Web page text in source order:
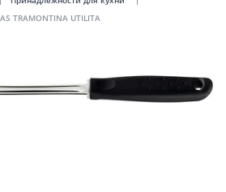
TRAMONTINA UTILITA